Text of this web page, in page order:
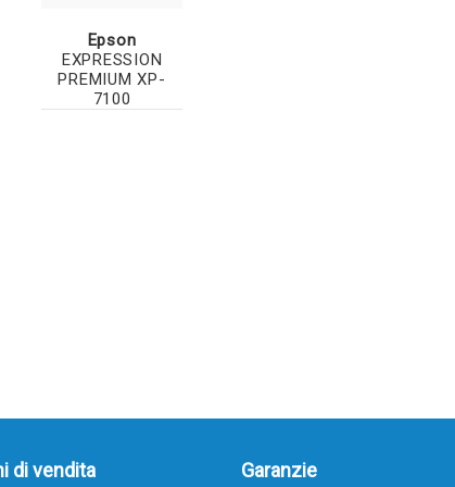
Epson
EXPRESSION
PREMIUM XP-
7100
di vendita Garanzie